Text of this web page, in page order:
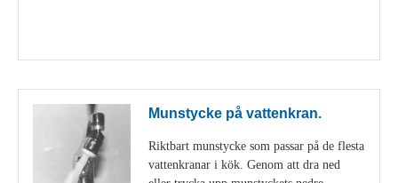
Munstycke på vattenkran.
Riktbart munstycke som passar på de flesta
vattenkranar i kök. Genom att dra ned